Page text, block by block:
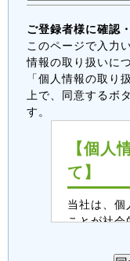
ご登録者様に確認
このページで入力
情報の取り扱いに
「個人情報の取り
上で、同意するボ
す。
【個人
て】
当社は、個
ことが社会
る個人情